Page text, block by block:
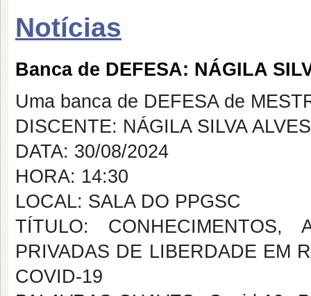
Notícias
Banca de DEFESA: NÁGILA
Uma banca de DEFESA de
DISCENTE: NÁGILA SILVA ALVES
DATA: 30/08/2024
HORA: 14:30
LOCAL: SALA DO PPGSC
TÍTULO:
PRIVADAS DE LIBERDADE EM
COVID-19